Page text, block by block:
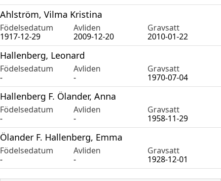
Ahlström, Vilma Kristina
Födelsedatum Avliden
Gravsatt
1917-12-29
2009-12-20 2010-01-22
Hallenberg, Leonard
Födelsedatum Avliden
Gravsatt
-
- 1970-07-04
Hallenberg F. Ölander, Anna
Födelsedatum Avliden
Gravsatt
-
- 1958-11-29
Ölander F. Hallenberg, Emma
Födelsedatum Avliden
Gravsatt
-
- 1928-12-01